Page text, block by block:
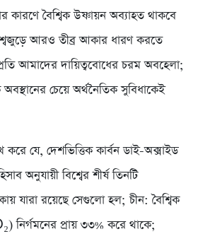
কারণে বৈশ্বিক উষ্ণায়ন অব্যাহত থাকবে
আরও তীব্র আকার ধারণ করতে
আমাদের দায়িত্ববোধের চরম অবহেলা;
অবস্থানের চেয়ে অর্থনৈতিক সুবিধাকেই
যে, দেশভিত্তিক কার্বন ডাই-অক্সাইড
অনুযায়ী বিশ্বের শীর্ষ তিনটি
যারা রয়েছে সেগুলো হল; চীন: বৈশ্বিক
নির্গমনের প্রায় ৩৩% করে থাকে;